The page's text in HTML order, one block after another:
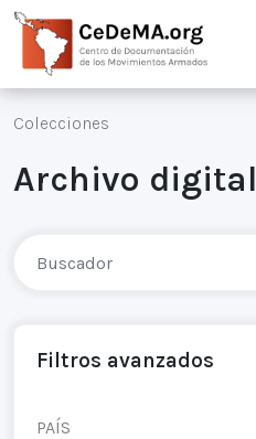
Colecciones
Archivo digital
Filtros avanzados
PAÍS